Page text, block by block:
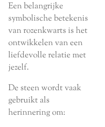
Een belangrijke
symbolische betekenis
van rozenkwarts is het
ontwikkelen van een
liefdevolle relatie met
jezelf.
De steen wordt vaak
gebruikt als
herinnering om: